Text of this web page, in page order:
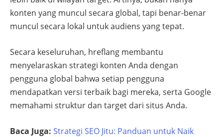
konten yang muncul secara global, tapi benar-benar
muncul secara lokal untuk audiens yang tepat.
Secara keseluruhan, hreflang membantu
menyelaraskan strategi konten Anda dengan
pengguna global bahwa setiap pengguna
mendapatkan versi terbaik bagi mereka, serta Google
memahami struktur dan target dari situs Anda.
Baca Juga: Strategi SEO Jitu: Panduan untuk Naik